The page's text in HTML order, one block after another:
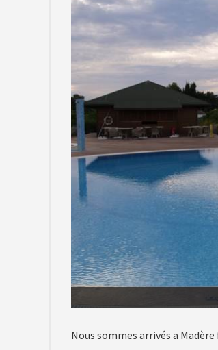
Nous sommes arrivés a Madère